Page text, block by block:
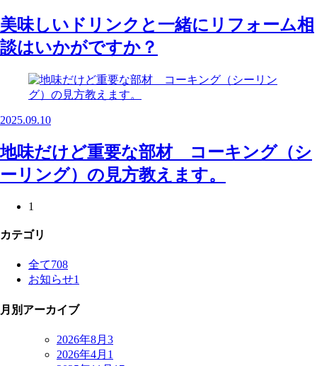
美味しいドリンクと一緒にリフォーム相
談はいかがですか？
2025.09.10
地味だけど重要な部材 コーキング（シ
ーリング）の見方教えます。
1
カテゴリ
全て708
お知らせ1
月別アーカイブ
2026年8月 3
2026年4月 1